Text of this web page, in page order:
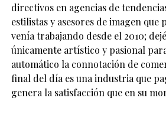
directivos en agencias de
estilistas y asesores de imagen que
venía trabajando desde el 2010;
únicamente artístico y pasional
automático la connotación de
final del día es una industria que
genera la satisfacción que en su